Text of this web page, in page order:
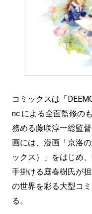
コミックスは「
nc.による全面監修の
務める藤咲淳一総監
画には、漫画「京洛
ックス）」をはじめ
手掛ける庭春樹氏が
の世界を彩る大型コ
る。